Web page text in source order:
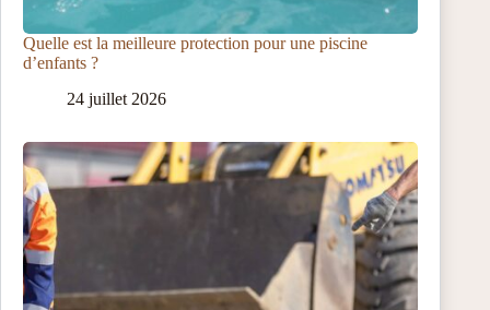
Quelle est la meilleure protection pour une piscine
d’enfants ?
24 juillet 2026